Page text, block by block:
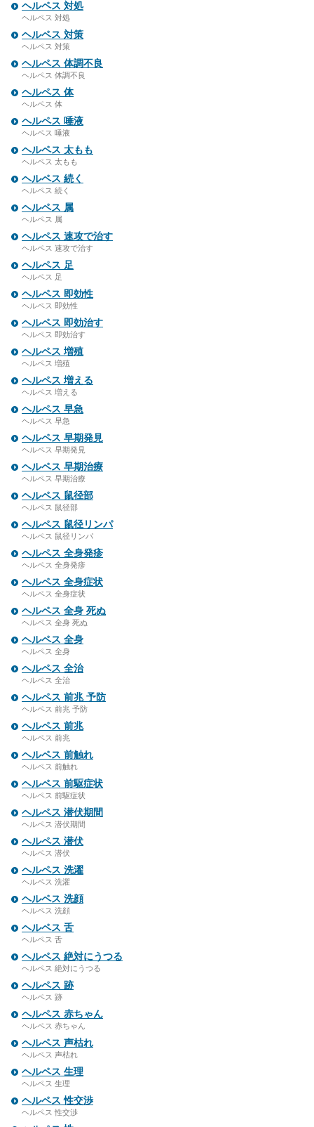
ヘルペス 対処
ヘルペス 対処
ヘルペス 対策
ヘルペス 対策
ヘルペス 体調不良
ヘルペス 体調不良
ヘルペス 体
ヘルペス 体
ヘルペス 唾液
ヘルペス 唾液
ヘルペス 太もも
ヘルペス 太もも
ヘルペス 続く
ヘルペス 続く
ヘルペス 属
ヘルペス 属
ヘルペス 速攻で治す
ヘルペス 速攻で治す
ヘルペス 足
ヘルペス 足
ヘルペス 即効性
ヘルペス 即効性
ヘルペス 即効治す
ヘルペス 即効治す
ヘルペス 増殖
ヘルペス 増殖
ヘルペス 増える
ヘルペス 増える
ヘルペス 早急
ヘルペス 早急
ヘルペス 早期発見
ヘルペス 早期発見
ヘルペス 早期治療
ヘルペス 早期治療
ヘルペス 鼠径部
ヘルペス 鼠径部
ヘルペス 鼠径リンパ
ヘルペス 鼠径リンパ
ヘルペス 全身発疹
ヘルペス 全身発疹
ヘルペス 全身症状
ヘルペス 全身症状
ヘルペス 全身 死ぬ
ヘルペス 全身 死ぬ
ヘルペス 全身
ヘルペス 全身
ヘルペス 全治
ヘルペス 全治
ヘルペス 前兆 予防
ヘルペス 前兆 予防
ヘルペス 前兆
ヘルペス 前兆
ヘルペス 前触れ
ヘルペス 前触れ
ヘルペス 前駆症状
ヘルペス 前駆症状
ヘルペス 潜伏期間
ヘルペス 潜伏期間
ヘルペス 潜伏
ヘルペス 潜伏
ヘルペス 洗濯
ヘルペス 洗濯
ヘルペス 洗顔
ヘルペス 洗顔
ヘルペス 舌
ヘルペス 舌
ヘルペス 絶対にうつる
ヘルペス 絶対にうつる
ヘルペス 跡
ヘルペス 跡
ヘルペス 赤ちゃん
ヘルペス 赤ちゃん
ヘルペス 声枯れ
ヘルペス 声枯れ
ヘルペス 生理
ヘルペス 生理
ヘルペス 性交渉
ヘルペス 性交渉